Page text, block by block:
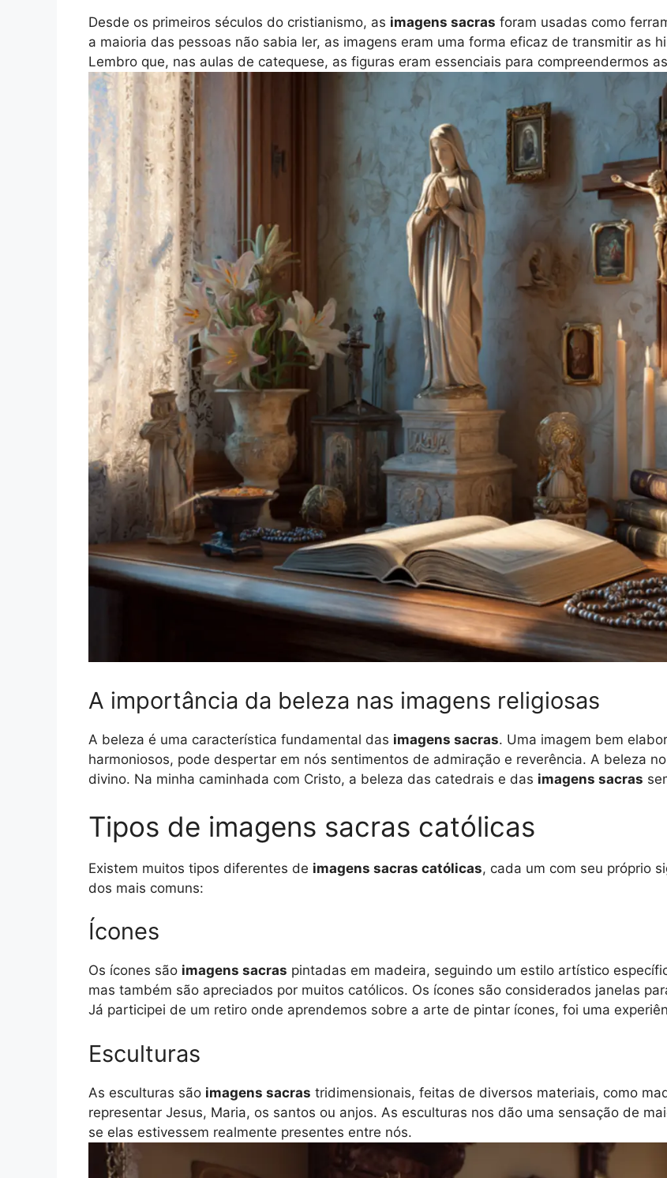
Desde os primeiros séculos do cristianismo, as imagens sacras foram usadas como
a maioria das pessoas não sabia ler, as imagens eram uma forma eficaz de transmitir as
Lembro que, nas aulas de catequese, as figuras eram essenciais para compreendermos
A importância da beleza nas imagens religiosas
A beleza é uma característica fundamental das imagens sacras. Uma imagem bem
harmoniosos, pode despertar em nós sentimentos de admiração e reverência. A beleza
divino. Na minha caminhada com Cristo, a beleza das catedrais e das imagens sacras
Tipos de imagens sacras católicas
Existem muitos tipos diferentes de imagens sacras católicas, cada um com seu próprio
dos mais comuns:
Ícones
Os ícones são imagens sacras pintadas em madeira, seguindo um estilo artístico
mas também são apreciados por muitos católicos. Os ícones são considerados janelas
Já participei de um retiro onde aprendemos sobre a arte de pintar ícones, foi uma
Esculturas
As esculturas são imagens sacras tridimensionais, feitas de diversos materiais, como
representar Jesus, Maria, os santos ou anjos. As esculturas nos dão uma sensação de
se elas estivessem realmente presentes entre nós.